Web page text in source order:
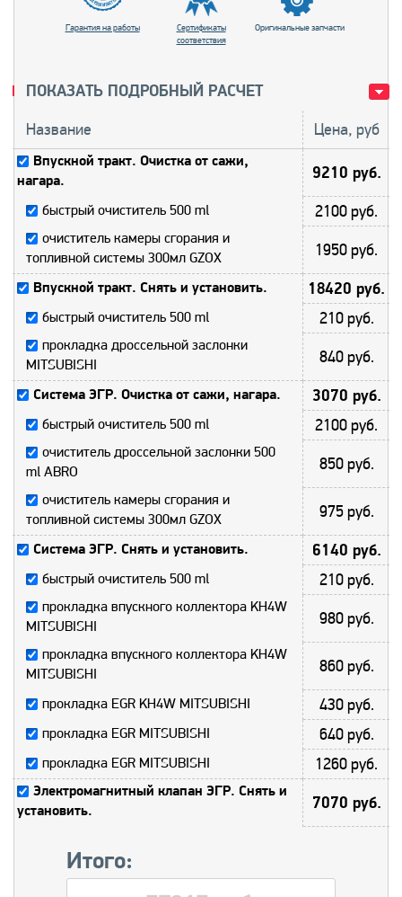
Гарантия на работы
Сертификаты
соответствия
Оригинальные запчасти
ПОКАЗАТЬ ПОДРОБНЫЙ РАСЧЕТ
Название Цена, руб
Впускной тракт. Очистка от сажи,
нагара.
9210 руб.
быстрый очиститель 500 ml 2100 руб.
очиститель камеры сгорания и
топливной системы 300мл GZOX
1950 руб.
Впускной тракт. Снять и установить. 18420 руб.
быстрый очиститель 500 ml 210 руб.
прокладка дроссельной заслонки
MITSUBISHI
840 руб.
Система ЭГР. Очистка от сажи, нагара. 3070 руб.
быстрый очиститель 500 ml 2100 руб.
очиститель дроссельной заслонки 500
ml ABRO
850 руб.
очиститель камеры сгорания и
топливной системы 300мл GZOX
975 руб.
Система ЭГР. Снять и установить. 6140 руб.
быстрый очиститель 500 ml 210 руб.
прокладка впускного коллектора KH4W
MITSUBISHI
980 руб.
прокладка впускного коллектора KH4W
MITSUBISHI
860 руб.
прокладка EGR KH4W MITSUBISHI 430 руб.
прокладка EGR MITSUBISHI 640 руб.
прокладка EGR MITSUBISHI 1260 руб.
Электромагнитный клапан ЭГР. Снять и
установить.
7070 руб.
Итого: